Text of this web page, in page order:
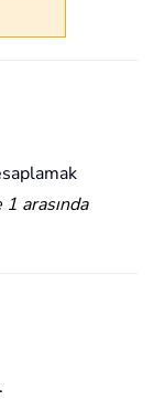
arasında